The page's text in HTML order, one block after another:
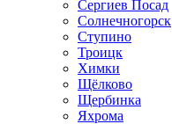
Сергиев Посад
Солнечногорск
Ступино
Троицк
Химки
Щёлково
Щербинка
Яхрома